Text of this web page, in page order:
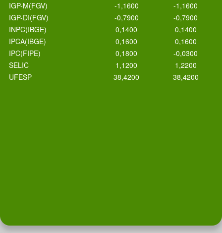
IGP-M(FGV)
-1,1600
-1,1600
IGP-DI(FGV)
-0,7900
-0,7900
INPC(IBGE)
0,1400
0,1400
IPCA(IBGE)
0,1600
0,1600
IPC(FIPE)
0,1800
-0,0300
SELIC
1,1200
1,2200
UFESP
38,4200 38,4200